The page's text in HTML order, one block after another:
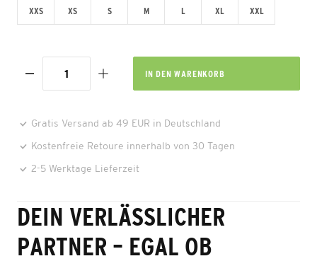
XXS XS S M L XL XXL
IN DEN WARENKORB
Gratis Versand ab 49 EUR in Deutschland
Kostenfreie Retoure innerhalb von 30 Tagen
2-5 Werktage Lieferzeit
DEIN VERLÄSSLICHER
PARTNER – EGAL OB